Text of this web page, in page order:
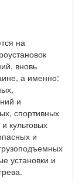
на
вновь
а именно:
и
спортивных
культовых
и
установки и